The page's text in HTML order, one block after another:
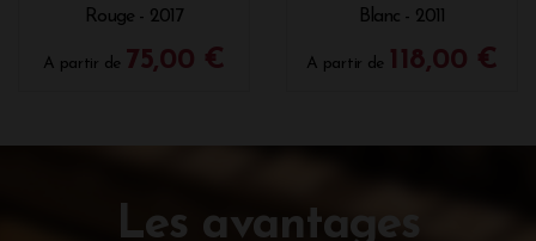
Rouge - 2017
A partir de 75,00 €
Blanc - 2011
A partir de 118,00 €
Les avantages